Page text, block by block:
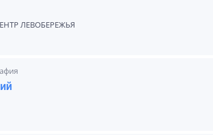
ЛЕВОБЕРЕЖЬЯ